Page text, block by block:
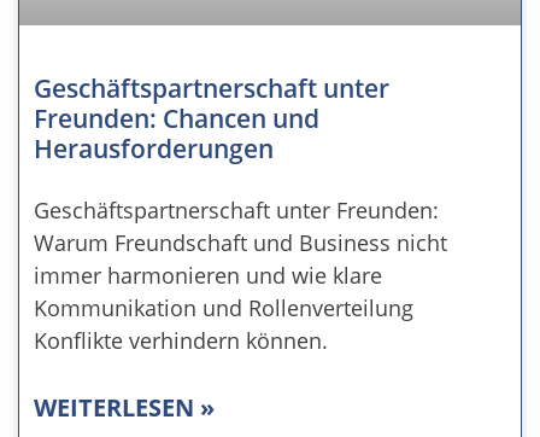
Geschäftspartnerschaft unter
Freunden: Chancen und
Herausforderungen
Geschäftspartnerschaft unter Freunden:
Warum Freundschaft und Business nicht
immer harmonieren und wie klare
Kommunikation und Rollenverteilung
Konflikte verhindern können.
WEITERLESEN »